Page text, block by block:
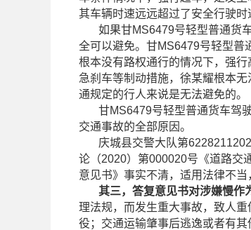
其车辆时速远远超过了安全行驶
如果甘MS6479号轻型普通货车
全可以避免。甘MS6479号轻型普
根本没有路权通行的情况下，强
急刹车等制动措施，徐某耀根本
通规定的行人来说是无法避免的。
甘MS6479号轻型普通货车驾驶
交通事故的全部原因。
庆城县交警大队第
论（2020）第000020号《道路交
意见书》事实不清，适用法律不当
其三，答复意见书对涉嫌慢作
理法规，而发生重大事故，致人
役；交通运输肇事后逃逸或者有